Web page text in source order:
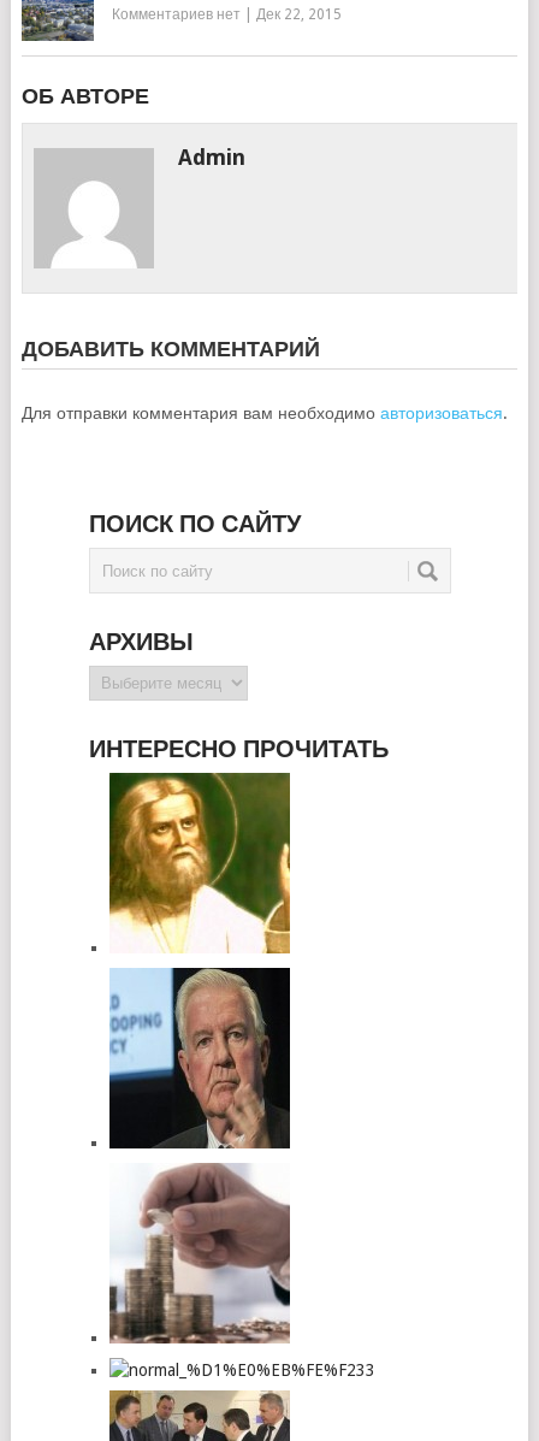
Комментариев нет Дек 22, 2015
ОБ АВТОРЕ
Admin
ДОБАВИТЬ КОММЕНТАРИЙ
Для отправки комментария вам необходимо авторизоваться.
ПОИСК ПО САЙТУ
АРХИВЫ
Архивы
ИНТЕРЕСНО ПРОЧИТАТЬ